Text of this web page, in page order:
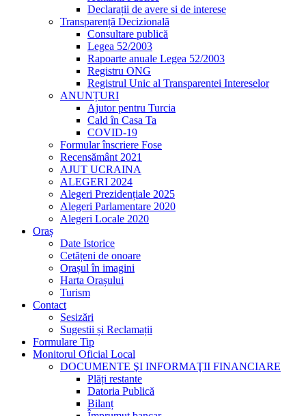
Declarații de avere si de interese
Transparență Decizională
Consultare publică
Legea 52/2003
Rapoarte anuale Legea 52/2003
Registru ONG
Registrul Unic al Transparentei Intereselor
ANUNȚURI
Ajutor pentru Turcia
Cald în Casa Ta
COVID-19
Formular înscriere Fose
Recensământ 2021
AJUT UCRAINA
ALEGERI 2024
Alegeri Prezidențiale 2025
Alegeri Parlamentare 2020
Alegeri Locale 2020
Oraș
Date Istorice
Cetățeni de onoare
Orașul în imagini
Harta Orașului
Turism
Contact
Sesizări
Sugestii și Reclamații
Formulare Tip
Monitorul Oficial Local
DOCUMENTE ŞI INFORMAŢII FINANCIARE
Plăți restante
Datoria Publică
Bilanț